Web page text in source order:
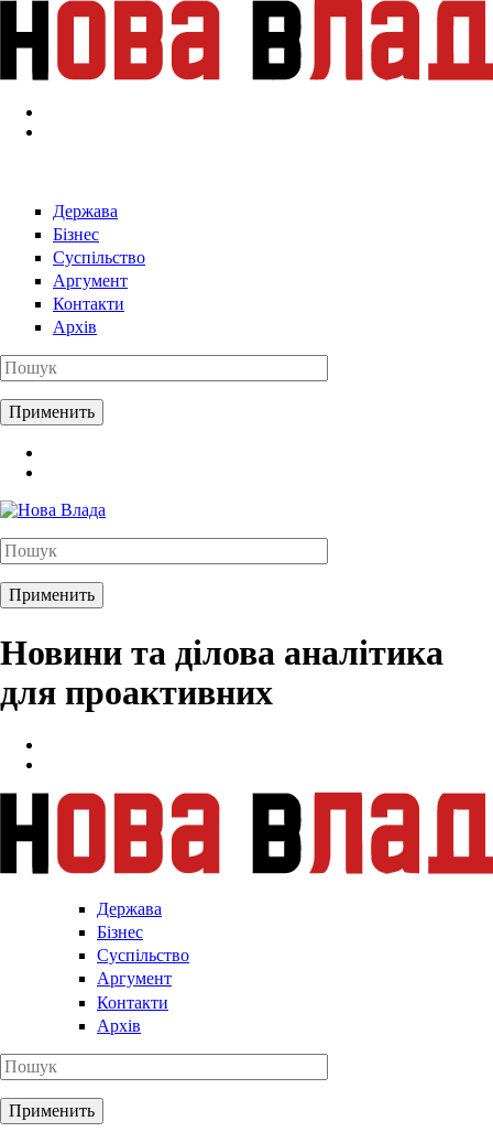
Перейти к основному содержанию
Держава
Бізнес
Суспільство
Аргумент
Контакти
Архів
Новини та ділова аналітика
для проактивних
Держава
Бізнес
Суспільство
Аргумент
Контакти
Архів